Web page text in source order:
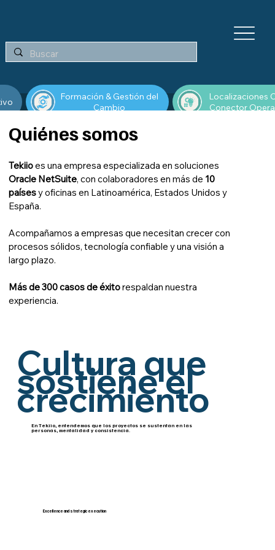
Formación & Gestión del
Cambio
Localizaciones
Conector
Quiénes somos
Tekiioes una empresa especializada en soluciones
Oracle NetSuite, con colaboradores en más de 10
paísesy oficinas en Latinoamérica, Estados Unidos y
España.
Acompañamos a empresas que necesitan crecer con
procesos sólidos, tecnología confiable y una visión a
largo plazo.
Más de 300 casos de éxitorespaldan nuestra
experiencia.
Cultura que
sostiene el
crecimiento
En Tekiio, entendemos que los proyectos se sustentan en las
personas, mentalidad y consistencia.
Excellence and strategic execution